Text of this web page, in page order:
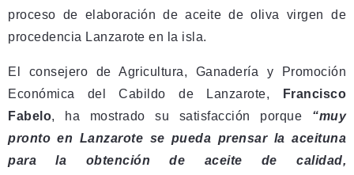
proceso de elaboración de aceite de oliva virgen de
procedencia Lanzarote en la isla.
El consejero de Agricultura, Ganadería y Promoción
Económica del Cabildo de Lanzarote,
Francisco
Fabelo, ha mostrado su satisfacción porque “muy
pronto en Lanzarote se pueda prensar la aceituna
para la obtención de aceite de calidad,